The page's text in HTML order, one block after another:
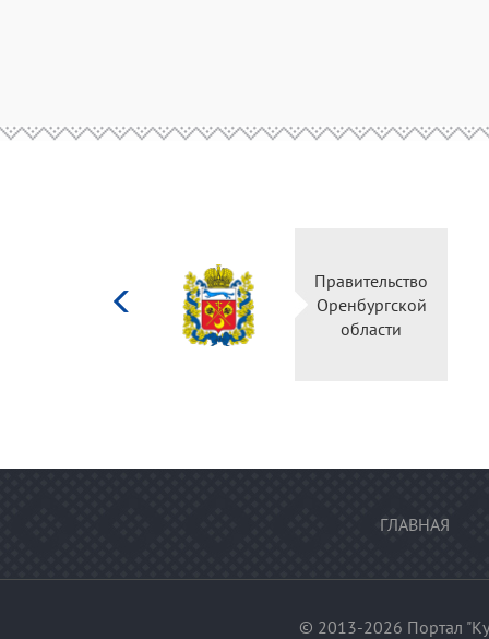
культуры
Российской
Правительство
Оренбургской
области
ГЛАВНАЯ
© 2013-2026 Портал